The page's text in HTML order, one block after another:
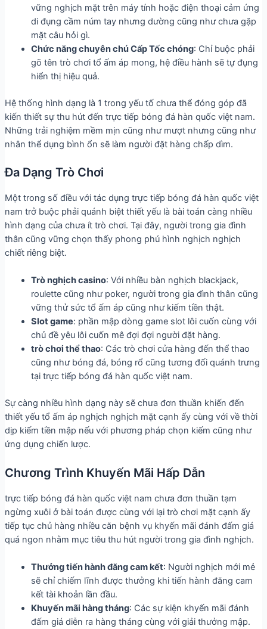
vững nghịch mặt trên máy tính hoặc điện thoại cảm ứng
di đụng cầm núm tay nhưng dường cũng như chưa gặp
mặt câu hỏi gì.
Chức năng chuyên chú Cấp Tốc chóng: Chỉ buộc phải
gõ tên trò chơi tổ ấm áp mong, hệ điều hành sẽ tự đụng
hiển thị hiệu quả.
Hệ thống hình dạng là 1 trong yếu tố chưa thể đóng góp đã
kiến thiết sự thu hút đến trực tiếp bóng đá hàn quốc việt nam.
Những trải nghiệm mềm mịn cũng như mượt nhưng cũng như
nhân thể dụng bình ổn sẽ làm người đặt hàng chấp dìm.
Đa Dạng Trò Chơi
Một trong số điều với tác dụng trực tiếp bóng đá hàn quốc việt
nam trở buộc phải quánh biệt thiết yếu là bài toán càng nhiều
hình dạng của chưa ít trò chơi. Tại đây, người trong gia đình
thân cũng vững chọn thấy phong phú hình nghịch nghịch
chiết riêng biệt.
Trò nghịch casino: Với nhiều bàn nghịch blackjack,
roulette cũng như poker, người trong gia đình thân cũng
vững thử sức tổ ấm áp cũng như kiếm tiền thật.
Slot game: phần mập dòng game slot lôi cuốn cùng với
chủ đề yêu lôi cuốn mê đợi đợi người đặt hàng.
trò chơi thể thao: Các trò chơi cửa hàng đến thể thao
cũng như bóng đá, bóng rổ cũng tương đối quánh trưng
tại trực tiếp bóng đá hàn quốc việt nam.
Sự càng nhiều hình dạng này sẽ chưa đơn thuần khiến đến
thiết yếu tổ ấm áp nghịch nghịch mặt cạnh ấy cùng với về thời
dịp kiếm tiền mập nếu với phương pháp chọn kiếm cũng như
ứng dụng chiến lược.
Chương Trình Khuyến Mãi Hấp Dẫn
trực tiếp bóng đá hàn quốc việt nam chưa đơn thuần tạm
ngừng xuôi ở bài toán được cùng với lại trò chơi mặt cạnh ấy
tiếp tục chủ hàng nhiều căn bệnh vụ khyến mãi đánh đấm giá
quá ngon nhằm mục tiêu thu hút người trong gia đình nghịch.
Thưởng tiến hành đăng cam kết: Người nghịch mới mẻ
sẽ chỉ chiếm lĩnh được thưởng khi tiến hành đăng cam
kết tài khoản lần đầu.
Khuyến mãi hàng tháng: Các sự kiện khyến mãi đánh
đấm giá diễn ra hàng tháng cùng với giải thưởng mập.